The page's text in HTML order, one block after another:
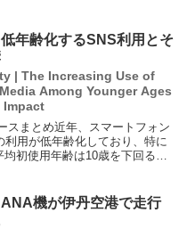
いがひどいと報告されていま
事態は、周辺の漁...
年齢化するSNS利用とそ
| The Increasing Use of
Among Younger Ages
Impact
スまとめ近年、スマートフォン
利用が低年齢化しており、特に
均初使用年齢は10歳を下回るこ
れている。調査では、利用年齢
げや学校で...
機が伊丹空港で走行